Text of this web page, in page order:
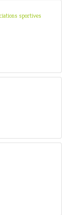
sportives